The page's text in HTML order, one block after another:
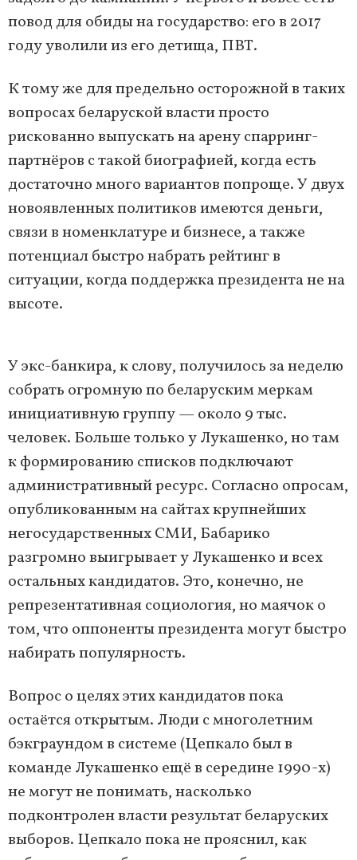
повод для обиды на государство: его в 2017
году уволили из его детища, ПВТ.
К тому же для предельно осторожной в таких
вопросах беларуской власти просто
рискованно выпускать на арену спарринг-
партнёров c такой биографией, когда есть
достаточно много вариантов попроще. У двух
новоявленных политиков имеются деньги,
связи в номенклатуре и бизнесе, а также
потенциал быстро набрать рейтинг в
ситуации, когда поддержка президента не на
высоте.
У экс-банкира, к слову, получилось за неделю
собрать огромную по беларуским меркам
инициативную группу — около 9 тыс.
человек. Больше только у Лукашенко, но там
к формированию списков подключают
административный ресурс. Согласно опросам,
опубликованным на сайтах крупнейших
негосударственных СМИ, Бабарико
разгромно выигрывает у Лукашенко и всех
остальных кандидатов. Это, конечно, не
репрезентативная социология, но маячок о
том, что оппоненты президента могут быстро
набирать популярность.
Вопрос о целях этих кандидатов пока
остаётся открытым. Люди с многолетним
бэкграундом в системе (Цепкало был в
команде Лукашенко ещё в середине 1990-х)
не могут не понимать, насколько
подконтролен власти результат беларуских
выборов. Цепкало пока не прояснил, как